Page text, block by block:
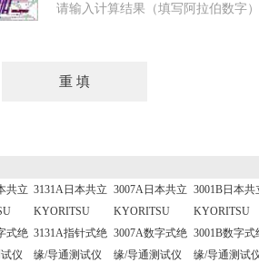
请输入计算结果（填写阿拉伯数字
共立
式绝
仪
3131A日本共立
KYORITSU
3131A指针式绝
缘/导通测试仪
3007A日本共立
KYORITSU
3007A数字式绝
缘/导通测试仪
3001B日本共
KYORITSU
3001B数字式
缘/导通测试